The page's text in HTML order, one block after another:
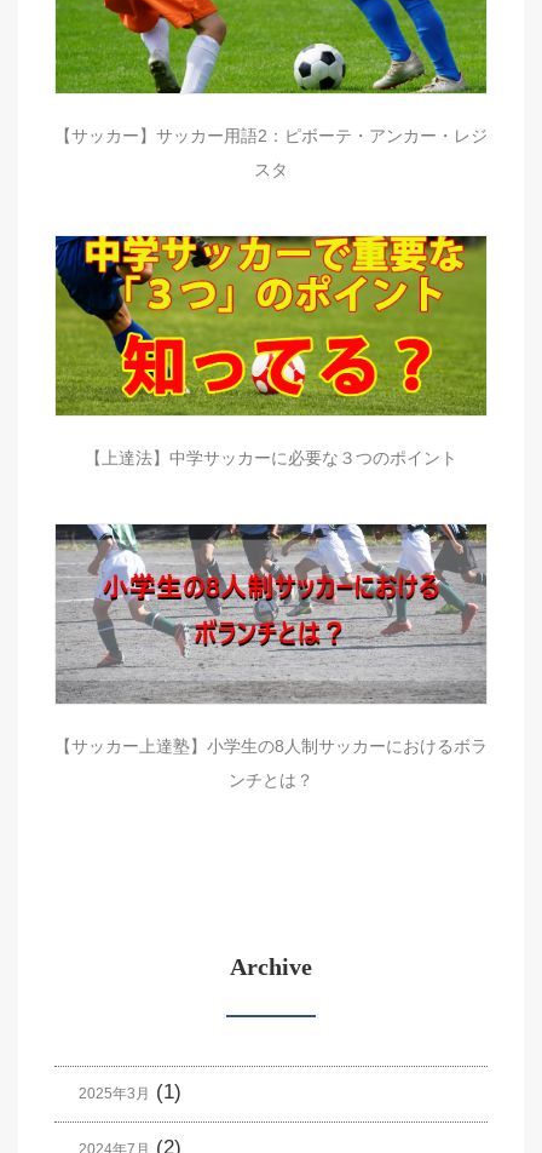
【サッカー】サッカー用語2：ピボーテ・アンカー・レジ
スタ
【上達法】中学サッカーに必要な３つのポイント
【サッカー上達塾】小学生の8人制サッカーにおけるボラ
ンチとは？
Archive
2025年3月 (1)
2024年7月 (2)